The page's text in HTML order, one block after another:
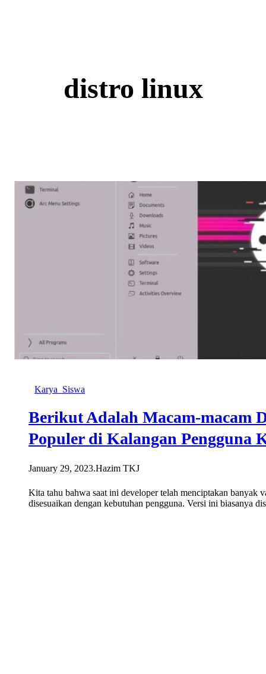
distro linux
Karya_Siswa
Berikut Adalah Macam-macam
Populer di Kalangan Pengguna
January 29, 2023.Hazim TKJ
Kita tahu bahwa saat ini developer telah menciptakan banyak
disesuaikan dengan kebutuhan pengguna. Versi ini biasanya